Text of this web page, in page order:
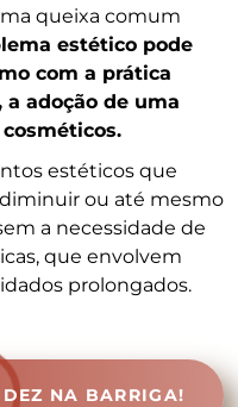
queixa comum
estético pode
com a prática
adoção de uma
estéticos que
ou até mesmo
a necessidade de
que envolvem
prolongados.
NA BARRIGA!